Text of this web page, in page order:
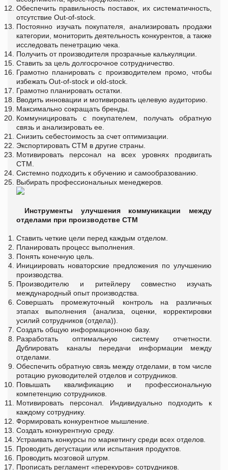
Обеспечить правильность поставок, их систематичность,
отсутствие Out-of-stock.
Постоянно изучать покупателя, анализировать продажи
категории, мониторить деятельность конкурентов, а также
исследовать пенетрацию чека.
Получить от производителя прозрачные калькуляции.
Ставить за цель долгосрочное сотрудничество.
Грамотно планировать с производителем промо, чтобы
избежать Out-of-stock и old-stock.
Грамотно планировать остатки.
Вводить инновации и мотивировать целевую аудиторию.
Максимально сокращать бренды.
Коммуницировать с покупателем, получать обратную
связь и анализировать ее.
Снизить себестоимость за счет оптимизации.
Экспортировать СТМ в другие страны.
Мотивировать персонал на всех уровнях продвигать
СТМ.
Системно подходить к обучению и самообразованию.
Выбирать профессиональных менеджеров.
Инструменты улучшения коммуникации между
отделами при производстве СТМ
Ставить четкие цели перед каждым отделом.
Планировать процесс выполнения.
Понять конечную цель.
Инициировать новаторские предложения по улучшению
производства.
Производителю и ритейлеру совместно изучать
международный опыт производства.
Совершать промежуточный контроль на различных
этапах выполнения (анализа, оценки, корректировки
усилий сотрудников (отдела)).
Создать общую информационною базу.
Разработать оптимальную систему отчетности.
Дублировать каналы передачи информации между
отделами.
Обеспечить обратную связь между отделами, в том числе
ротацию руководителей отделов и сотрудников.
Повышать квалификацию и профессиональную
компетенцию сотрудников.
Мотивировать персонал. Индивидуально подходить к
каждому сотруднику.
Формировать конкурентное мышление.
Создать конкурентную среду.
Устраивать конкурсы по маркетингу среди всех отделов.
Проводить дегустации или испытания продуктов.
Проводить мозговой штурм.
Прописать регламент «перекуров» сотрудников.